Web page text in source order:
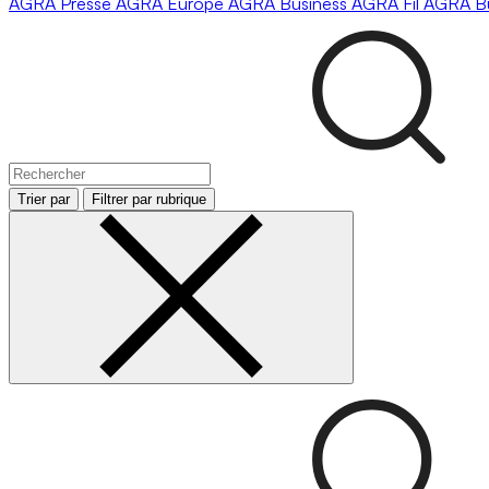
Trier par Filtrer par rubrique